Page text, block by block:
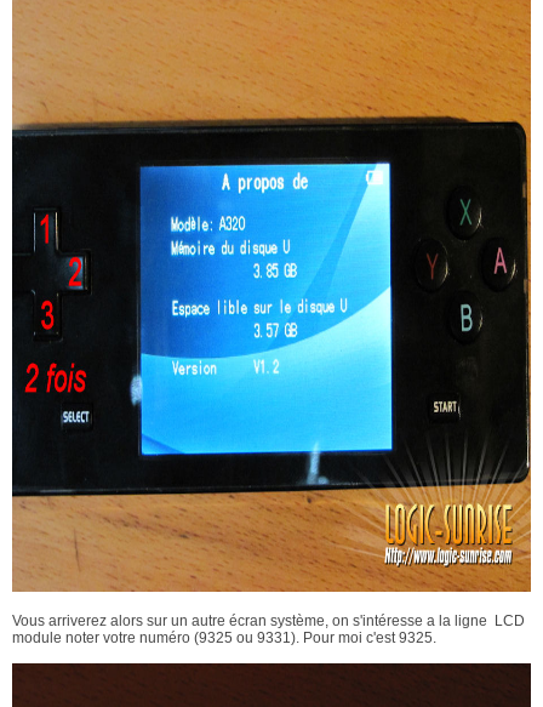
Vous arriverez alors sur un autre écran système, on s'intéresse a la ligne LCD
module noter votre numéro (9325 ou 9331). Pour moi c'est 9325.